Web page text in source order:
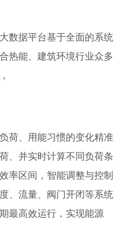
数据平台基于全面的系统
热能、建筑环境行业众多
荷、用能习惯的变化精准
、并实时计算不同负荷条
率区间，智能调整与控制
、流量、阀门开闭等系统
最高效运行，实现能源